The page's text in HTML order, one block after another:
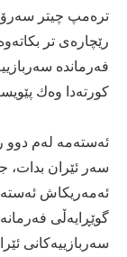
ترەمپ چیتر
رێچارەی تر
فەرماندە
كورتەدا وەك
ئەستەمە لەم دوو
سەر ئێران بدات،
ئەمەریكاش
گوێڕایەڵی
سەربازییەكانی